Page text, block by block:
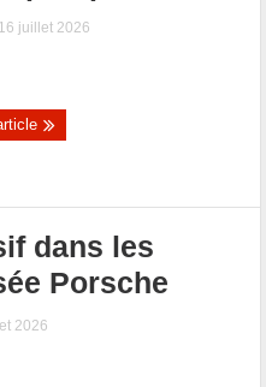
juillet 2026
dans les
Porsche
2026